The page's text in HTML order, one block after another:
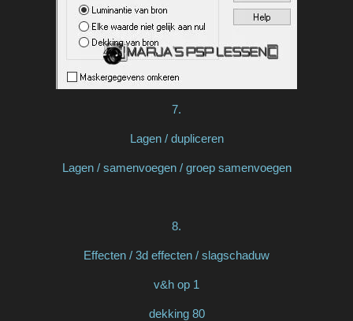
7.
Lagen / dupliceren
Lagen / samenvoegen / groep samenvoegen
8.
Effecten / 3d effecten / slagschaduw
v&h op 1
dekking 80